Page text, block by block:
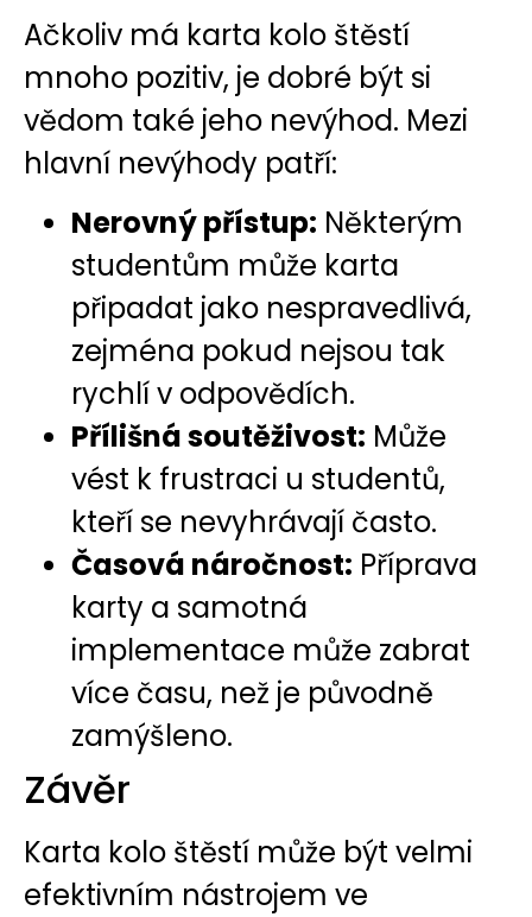
Ačkoliv má karta kolo štěstí
mnoho pozitiv, je dobré být si
vědom také jeho nevýhod. Mezi
hlavní nevýhody patří:
Nerovný přístup: Některým
studentům může karta
připadat jako nespravedlivá,
zejména pokud nejsou tak
rychlí v odpovědích.
Přílišná soutěživost: Může
vést k frustraci u studentů,
kteří se nevyhrávají často.
Časová náročnost: Příprava
karty a samotná
implementace může zabrat
více času, než je původně
zamýšleno.
Závěr
Karta kolo štěstí může být velmi
efektivním nástrojem ve